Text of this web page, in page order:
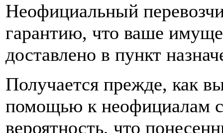
Неофициальный
гарантию, что ваше
доставлено в пункт
Получается прежде, как
помощью к неофициалам
вероятность, что